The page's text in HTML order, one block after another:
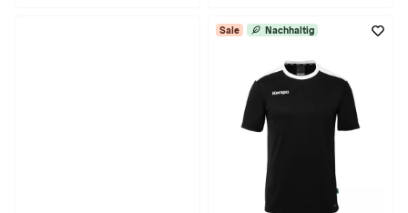
Sale Nachhaltig